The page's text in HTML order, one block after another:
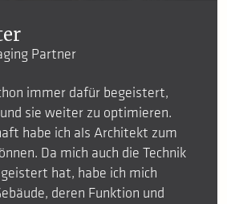
Partner
immer dafür begeistert,
sie weiter zu optimieren.
habe ich als Architekt zum
Da mich auch die Technik
hat, habe ich mich
deren Funktion und